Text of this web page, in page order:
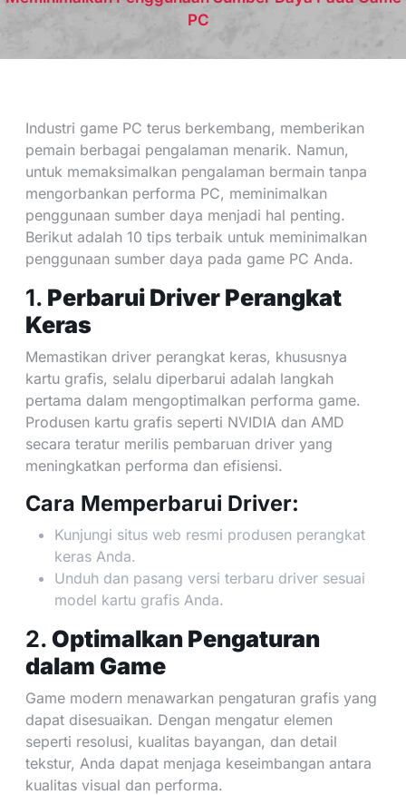
PC
Industri game PC terus berkembang, memberikan
pemain berbagai pengalaman menarik. Namun,
untuk memaksimalkan pengalaman bermain tanpa
mengorbankan performa PC, meminimalkan
penggunaan sumber daya menjadi hal penting.
Berikut adalah 10 tips terbaik untuk meminimalkan
penggunaan sumber daya pada game PC Anda.
1. Perbarui Driver Perangkat
Keras
Memastikan driver perangkat keras, khususnya
kartu grafis, selalu diperbarui adalah langkah
pertama dalam mengoptimalkan performa game.
Produsen kartu grafis seperti NVIDIA dan AMD
secara teratur merilis pembaruan driver yang
meningkatkan performa dan efisiensi.
Cara Memperbarui Driver:
Kunjungi situs web resmi produsen perangkat
keras Anda.
Unduh dan pasang versi terbaru driver sesuai
model kartu grafis Anda.
2. Optimalkan Pengaturan
dalam Game
Game modern menawarkan pengaturan grafis yang
dapat disesuaikan. Dengan mengatur elemen
seperti resolusi, kualitas bayangan, dan detail
tekstur, Anda dapat menjaga keseimbangan antara
kualitas visual dan performa.